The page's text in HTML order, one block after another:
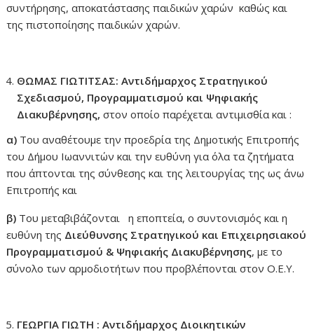
συντήρησης, αποκατάστασης παιδικών χαρών καθώς και
της πιστοποίησης παιδικών χαρών.
ΘΩΜΑΣ ΓΙΩΤΙΤΣΑΣ: Αντιδήμαρχος Στρατηγικού
Σχεδιασμού, Προγραμματισμού και Ψηφιακής
Διακυβέρνησης,στον οποίο παρέχεται αντιμισθία και :
α) Του αναθέτουμε την προεδρία της Δημοτικής Επιτροπής
του Δήμου Ιωαννιτών και την ευθύνη για όλα τα ζητήματα
που άπτονται της σύνθεσης και της λειτουργίας της ως άνω
Επιτροπής και
β) Του μεταβιβάζονται η εποπτεία, ο συντονισμός και η
ευθύνη της Διεύθυνσης Στρατηγικού και Επιχειρησιακού
Προγραμματισμού & Ψηφιακής Διακυβέρνησης, με το
σύνολο των αρμοδιοτήτων που προβλέπονται στον Ο.Ε.Υ.
ΓΕΩΡΓΙΑ ΓΙΩΤΗ : Αντιδήμαρχος Διοικητικών